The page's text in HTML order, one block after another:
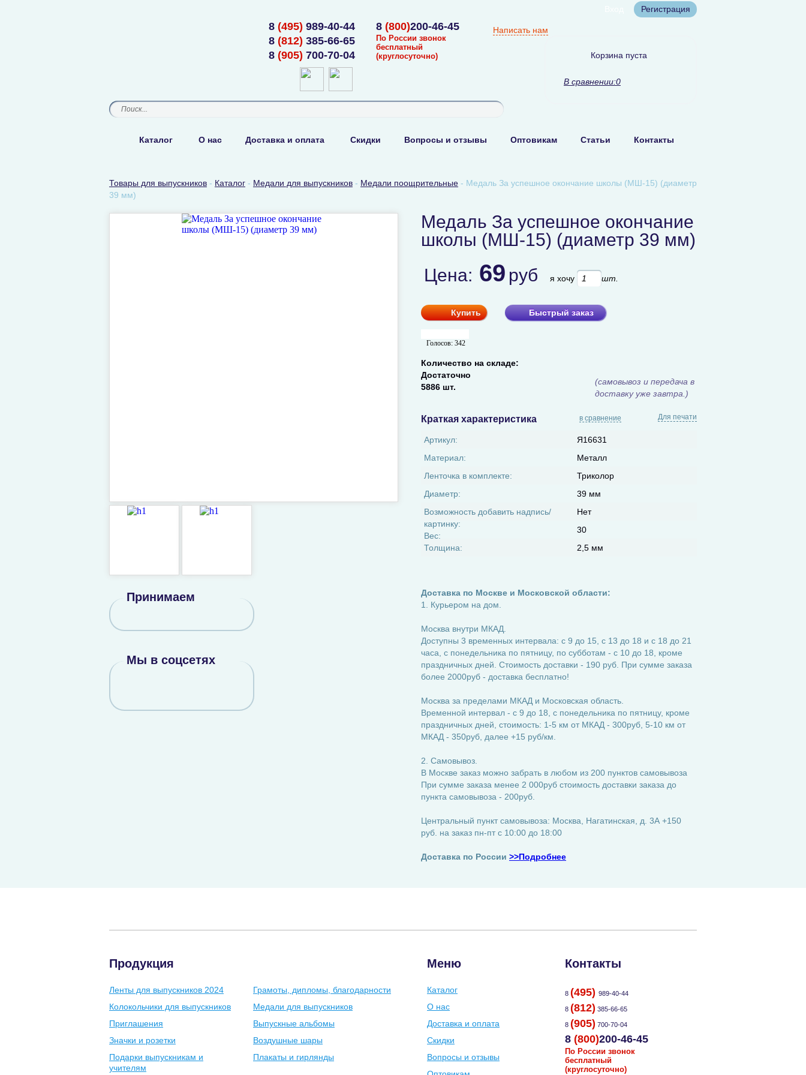
Регистрация
8 (495) 989-40-44
8 (812) 385-66-65
8 (905) 700-70-04
8 (800)200-46-45
По России звонок
бесплатный
(круглосуточно)
Написать нам
Корзина пуста
В сравнении:0
Каталог О нас Доставка и оплата Скидки Вопросы и отзывы Оптовикам Статьи Контакты
Товары для выпускников - Каталог - Медали для выпускников - Медали поощрительные - Медаль За успешное окончание школы (МШ-15) (диаметр
39 мм)
Медаль За успешное окончание
школы (МШ-15) (диаметр 39 мм)
Цена: 69 руб я хочу шт.
Купить Быстрый заказ
Голосов: 342
Количество на складе:
Достаточно
5886 шт.
(самовывоз и передача в
доставку уже завтра.)
Краткая характеристика Для печати
в сравнение
Артикул:
Я16631
Материал:
Металл
Ленточка в комплекте:
Триколор
Диаметр:
39 мм
Возможность добавить надпись/
картинку:
Нет
Вес:
30
Толщина:
2,5 мм
Доставка по Москве и Московской области:
1. Курьером на дом.
Москва внутри МКАД.
Доступны 3 временных интервала: с 9 до 15, с 13 до 18 и с 18 до 21
часа, с понедельника по пятницу, по субботам - с 10 до 18, кроме
праздничных дней. Стоимость доставки - 190 руб. При сумме заказа
более 2000руб - доставка бесплатно!
Москва за пределами МКАД и Московская область.
Временной интервал - с 9 до 18, с понедельника по пятницу, кроме
праздничных дней, стоимость: 1-5 км от МКАД - 300руб, 5-10 км от
МКАД - 350руб, далее +15 руб/км.
2. Самовывоз.
В Москве заказ можно забрать в любом из 200 пунктов самовывоза
При сумме заказа менее 2 000руб стоимость доставки заказа до
пункта самовывоза - 200руб.
Центральный пункт самовывоза: Москва, Нагатинская, д. 3А +150
руб. на заказ пн-пт с 10:00 до 18:00
Доставка по России >>Подробнее
Принимаем
Мы в соцсетях
Продукция
Ленты для выпускников 2024
Грамоты, дипломы, благодарности
Колокольчики для выпускников
Медали для выпускников
Приглашения
Выпускные альбомы
Значки и розетки
Воздушные шары
Подарки выпускникам и
учителям
Плакаты и гирлянды
Меню
Каталог
О нас
Доставка и оплата
Скидки
Вопросы и отзывы
Контакты
8 (495) 989-40-44
8 (812) 385-66-65
8 (905) 700-70-04
8 (800)200-46-45
По России звонок
бесплатный
(круглосуточно)